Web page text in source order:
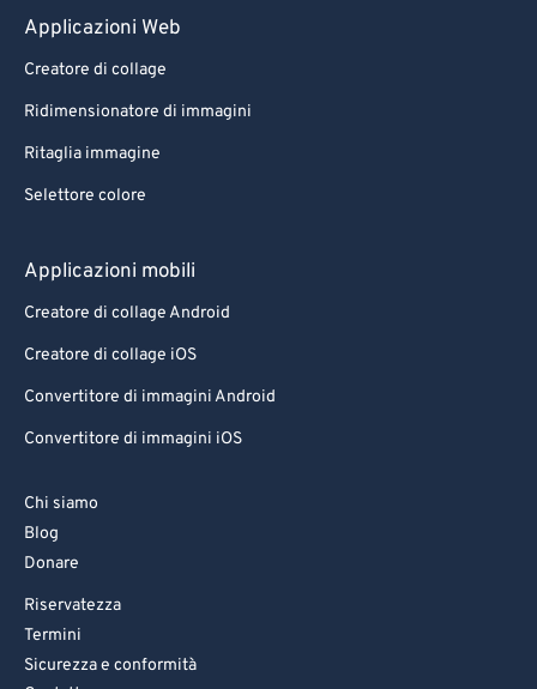
Applicazioni Web
Creatore di collage
Ridimensionatore di immagini
Ritaglia immagine
Selettore colore
Applicazioni mobili
Creatore di collage Android
Creatore di collage iOS
Convertitore di immagini Android
Convertitore di immagini iOS
Chi siamo
Blog
Donare
Riservatezza
Termini
Sicurezza e conformità